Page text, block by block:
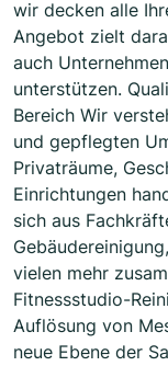
wir decken alle
Angebot zielt
auch
unterstützen.
Bereich Wir
und gepflegten
Privaträume,
Einrichtungen
sich aus
vielen mehr
Fitnessstudio-
Auflösung von
neue Ebene der